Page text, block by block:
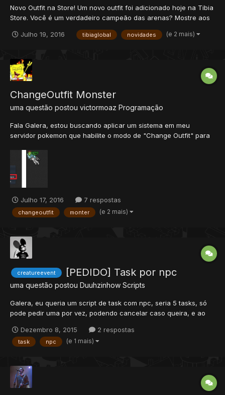
Novo Outfit na Store! Um novo outfit foi adicionado hoje na Tibia
Store. Você é um verdadeiro campeão das arenas? Mostre aos
no novo Arena Champion Outfit disponível na store, uma nova
Julho 19, 2016 tibiaglobal novidades (e 2 mais)
ChangeOutfit Monster
uma questão postou victormoaz Programação
Fala Galera, estou buscando aplicar um sistema em meu
servidor pokemon que habilite o modo de "Change Outfit" para
botão direito sobre o pokemon irá aparece juntamente com as
opções de look, use, atack etc, a opção change outfit. Seri...
Julho 17, 2016 7 respostas
changeoutfit monter (e 2 mais)
creatureevent [PEDIDO] Task por npc
uma questão postou Duuhzinhow Scripts
Galera, eu queria um script de task com npc, seria 5 tasks, só
pode pedir uma por vez, podendo cancelar caso queira, e ao
vlw!Dezembro 8, 2015 2 respostas
task npc (e 1 mais)